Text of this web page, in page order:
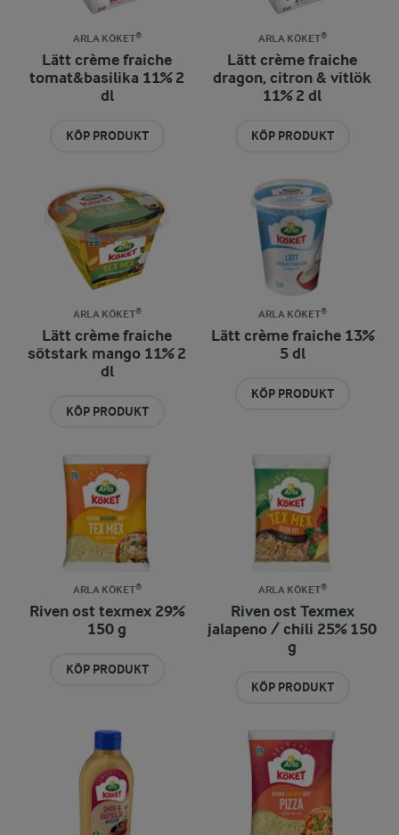
ARLA KÖKET®
Lätt crème fraiche
tomat&basilika 11% 2
dl
KÖP PRODUKT
ARLA KÖKET®
Lätt crème fraiche
dragon, citron & vitlök
11% 2 dl
KÖP PRODUKT
ARLA KÖKET®
Lätt crème fraiche
sötstark mango 11% 2
dl
KÖP PRODUKT
ARLA KÖKET®
Lätt crème fraiche 13%
5 dl
KÖP PRODUKT
ARLA KÖKET®
Riven ost texmex 29%
150 g
KÖP PRODUKT
ARLA KÖKET®
Riven ost Texmex
jalapeno / chili 25% 150
g
KÖP PRODUKT